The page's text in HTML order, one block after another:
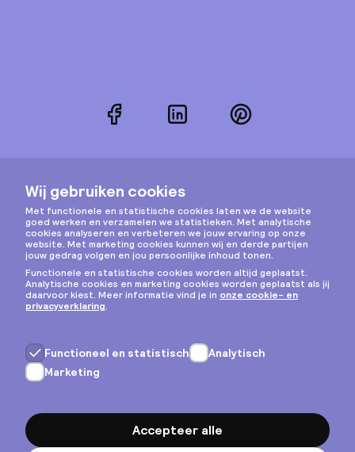
FacebookLinkedInPinterest
Instagram
Privacy & cookies
Algemene voorwaarden